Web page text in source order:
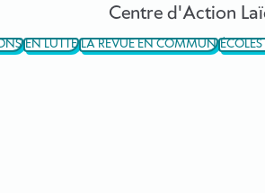
Centre d'Action
EN LUTTE LA REVUE EN COMMUN